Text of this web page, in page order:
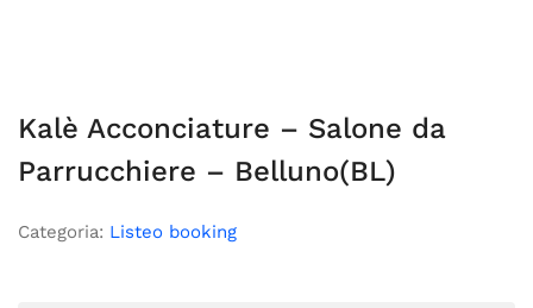
Kalè Acconciature – Salone da
Parrucchiere – Belluno(BL)
Categoria: Listeo booking